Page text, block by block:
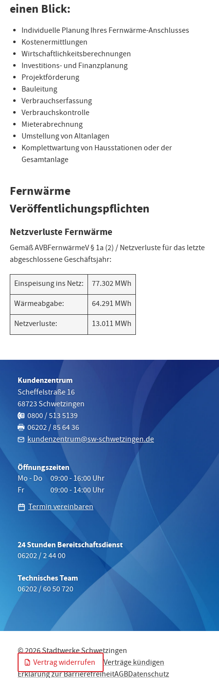
einen Blick:
Individuelle Planung Ihres Fernwärme-Anschlusses
Kostenermittlungen
Wirtschaftlichkeitsberechnungen
Investitions- und Finanzplanung
Projektförderung
Bauleitung
Verbrauchserfassung
Verbrauchskontrolle
Mieterabrechnung
Umstellung von Altanlagen
Komplettwartung von Hausstationen oder der
Gesamtanlage
Fernwärme
Veröffentlichungspflichten
Netzverluste Fernwärme
Gemäß AVBFernwärmeV § 1a (2) / Netzverluste für das letzte
abgeschlossene Geschäftsjahr:
Einspeisung ins Netz:
77.302 MWh
Wärmeabgabe:
64.291 MWh
Netzverluste:
13.011 MWh
Kundenzentrum
Scheffelstraße 16
68723Schwetzingen
Telefon:
0800 / 513 5139
Fax:06202 / 85 64 36
kundenzentrum@sw-schwetzingen.de
Öffnungszeiten
Mo - Do
09:00 - 16:00 Uhr
Fr
09:00 - 14:00 Uhr
Termin vereinbaren
24 Stunden Bereitschaftsdienst
06202 / 2 44 00
Technisches Team
06202 / 60 50 720
© 2026 Stadtwerke Schwetzingen
Vertrag widerrufen
Verträge kündigen
Erklärung zur BarrierefreiheitAGBDatenschutz